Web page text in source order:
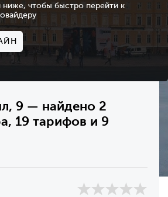
чтобы быстро перейти к
9 — найдено 2
19 тарифов и 9